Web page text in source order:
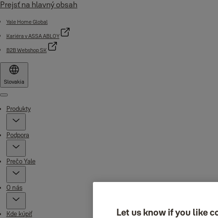
Prejsť na hlavný obsah
Yale Home Global
Kariéra v ASSA ABLOY
B2B Webshop SK
Slovakia
Menu
Produkty
Podpora
Prečo Yale
O nás
Kde kúpiť Let us know if you like